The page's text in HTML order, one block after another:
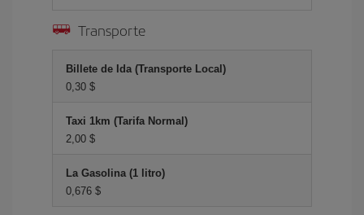
Transporte
Billete de Ida (Transporte Local)
0,30 $
Taxi 1km (Tarifa Normal)
2,00 $
La Gasolina (1 litro)
0,676 $